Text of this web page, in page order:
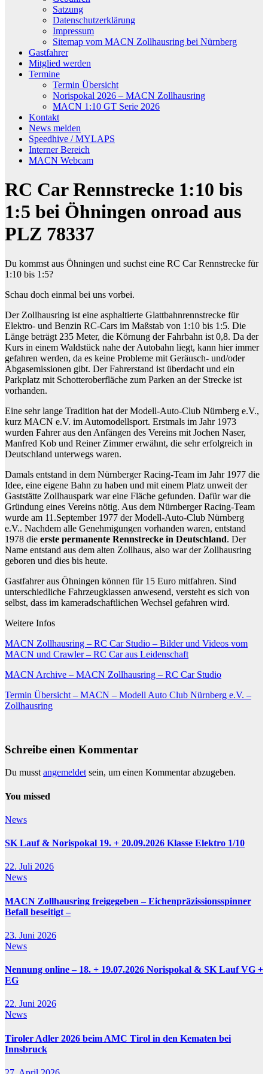
Satzung
Datenschutzerklärung
Impressum
Sitemap vom MACN Zollhausring bei Nürnberg
Gastfahrer
Mitglied werden
Termine
Termin Übersicht
Norispokal 2026 – MACN Zollhausring
MACN 1:10 GT Serie 2026
Kontakt
News melden
Speedhive / MYLAPS
Interner Bereich
MACN Webcam
RC Car Rennstrecke 1:10 bis
1:5 bei Öhningen onroad aus
PLZ 78337
Du kommst aus Öhningen und suchst eine RC Car Rennstrecke für
1:10 bis 1:5?
Schau doch einmal bei uns vorbei.
Der Zollhausring ist eine asphaltierte Glattbahnrennstrecke für
Elektro- und Benzin RC-Cars im Maßstab von 1:10 bis 1:5. Die
Länge beträgt 235 Meter, die Körnung der Fahrbahn ist 0,8. Da der
Kurs in einem Waldstück nahe der Autobahn liegt, kann hier immer
gefahren werden, da es keine Probleme mit Geräusch- und/oder
Abgasemissionen gibt. Der Fahrerstand ist überdacht und ein
Parkplatz mit Schotteroberfläche zum Parken an der Strecke ist
vorhanden.
Eine sehr lange Tradition hat der Modell-Auto-Club Nürnberg e.V.,
kurz MACN e.V. im Automodellsport. Erstmals im Jahr 1973
wurden Fahrer aus den Anfängen des Vereins mit Jochen Naser,
Manfred Kob und Reiner Zimmer erwähnt, die sehr erfolgreich in
Deutschland unterwegs waren.
Damals entstand in dem Nürnberger Racing-Team im Jahr 1977 die
Idee, eine eigene Bahn zu haben und mit einem Platz unweit der
Gaststätte Zollhauspark war eine Fläche gefunden. Dafür war die
Gründung eines Vereins nötig. Aus dem Nürnberger Racing-Team
wurde am 11.September 1977 der Modell-Auto-Club Nürnberg
e.V.. Nachdem alle Genehmigungen vorhanden waren, entstand
1978 die erste permanente Rennstrecke in Deutschland. Der
Name entstand aus dem alten Zollhaus, also war der Zollhausring
geboren und dies bis heute.
Gastfahrer aus Öhningen können für 15 Euro mitfahren. Sind
unterschiedliche Fahrzeugklassen anwesend, versteht es sich von
selbst, dass im kameradschaftlichen Wechsel gefahren wird.
Weitere Infos
MACN Zollhausring – RC Car Studio – Bilder und Videos vom
MACN und Crawler – RC Car aus Leidenschaft
MACN Archive – MACN Zollhausring – RC Car Studio
Termin Übersicht – MACN – Modell Auto Club Nürnberg e.V. –
Zollhausring
Schreibe einen Kommentar
Du musst angemeldet sein, um einen Kommentar abzugeben.
You missed
News
SK Lauf & Norispokal 19. + 20.09.2026 Klasse Elektro 1/10
22. Juli 2026
News
MACN Zollhausring freigegeben – Eichenpräzissionsspinner
Befall beseitigt –
23. Juni 2026
News
Nennung online – 18. + 19.07.2026 Norispokal & SK Lauf VG +
EG
22. Juni 2026
News
Tiroler Adler 2026 beim AMC Tirol in den Kematen bei
Innsbruck